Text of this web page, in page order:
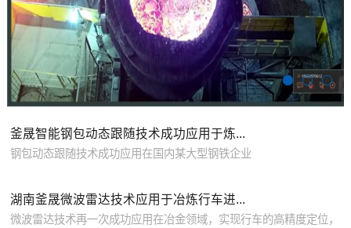
釜晟智能钢包动态跟随技术成功应用于炼...
钢包动态跟随技术成功应用在国内某大型钢铁企业
湖南釜晟微波雷达技术应用于冶炼行车进...
微波雷达技术再一次成功应用在冶金领域，实现行车的高精度定位，